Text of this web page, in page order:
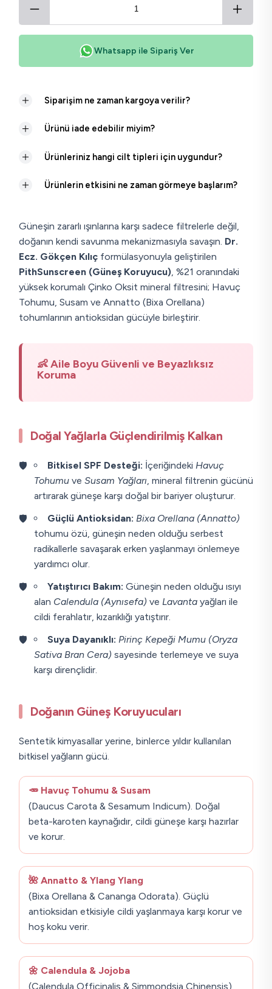
Whatsapp ile Sipariş Ver
Siparişim ne zaman kargoya verilir?
Ürünü iade edebilir miyim?
Ürünleriniz hangi cilt tipleri için uygundur?
Ürünlerin etkisini ne zaman görmeye başlarım?
Güneşin zararlı ışınlarına karşı sadece filtrelerle değil,
doğanın kendi savunma mekanizmasıyla savaşın. Dr.
Ecz. Gökçen Kılıç formülasyonuyla geliştirilen
PithSunscreen (Güneş Koruyucu), %21 oranındaki
yüksek korumalı Çinko Oksit mineral filtresini; Havuç
Tohumu, Susam ve Annatto (Bixa Orellana)
tohumlarının antioksidan gücüyle birleştirir.
👶 Aile Boyu Güvenli ve Beyazlıksız
Koruma
Doğal Yağlarla Güçlendirilmiş Kalkan
Bitkisel SPF Desteği: İçeriğindeki Havuç
Tohumu ve Susam Yağları, mineral filtrenin gücünü
artırarak güneşe karşı doğal bir bariyer oluşturur.
Güçlü Antioksidan: Bixa Orellana (Annatto)
tohumu özü, güneşin neden olduğu serbest
radikallerle savaşarak erken yaşlanmayı önlemeye
yardımcı olur.
Yatıştırıcı Bakım: Güneşin neden olduğu ısıyı
alan Calendula (Aynısefa) ve Lavanta yağları ile
cildi ferahlatır, kızarıklığı yatıştırır.
Suya Dayanıklı: Pirinç Kepeği Mumu (Oryza
Sativa Bran Cera) sayesinde terlemeye ve suya
karşı dirençlidir.
Doğanın Güneş Koruyucuları
Sentetik kimyasallar yerine, binlerce yıldır kullanılan
bitkisel yağların gücü.
🥕 Havuç Tohumu & Susam
(Daucus Carota & Sesamum Indicum). Doğal
beta-karoten kaynağıdır, cildi güneşe karşı hazırlar
ve korur.
🌺 Annatto & Ylang Ylang
(Bixa Orellana & Cananga Odorata). Güçlü
antioksidan etkisiyle cildi yaşlanmaya karşı korur ve
hoş koku verir.
🌼 Calendula & Jojoba
(Calendula Officinalis & Simmondsia Chinensis).